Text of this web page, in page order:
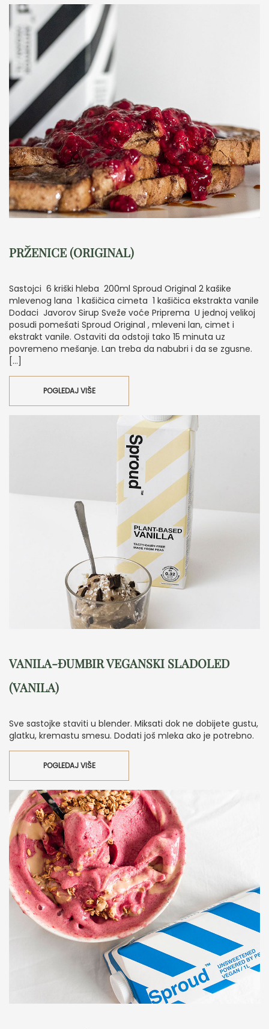
PRŽENICE (ORIGINAL)
Sastojci 6 kriški hleba 200ml Sproud Original 2 kašike
mlevenog lana 1 kašičica cimeta 1 kašičica ekstrakta vanile
Dodaci Javorov Sirup Sveže voće Priprema U jednoj velikoj
posudi pomešati Sproud Original , mleveni lan, cimet i
ekstrakt vanile. Ostaviti da odstoji tako 15 minuta uz
povremeno mešanje. Lan treba da nabubri i da se zgusne.
[…]
POGLEDAJ VIŠE
VANILA-ĐUMBIR VEGANSKI SLADOLED
(VANILA)
Sve sastojke staviti u blender. Miksati dok ne dobijete gustu,
glatku, kremastu smesu. Dodati još mleka ako je potrebno.
POGLEDAJ VIŠE